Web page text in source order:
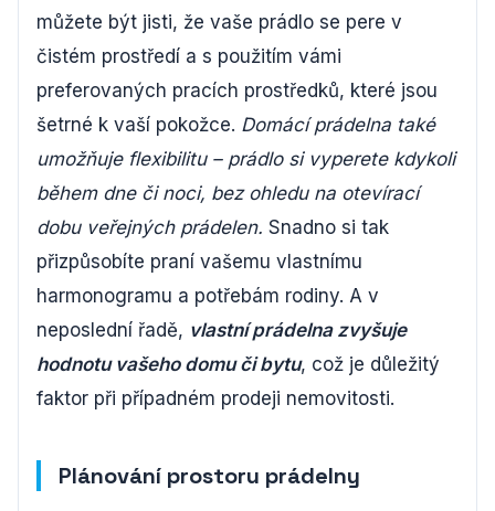
můžete být jisti, že vaše prádlo se pere v
čistém prostředí a s použitím vámi
preferovaných pracích prostředků, které jsou
šetrné k vaší pokožce. Domácí prádelna také
umožňuje flexibilitu – prádlo si vyperete kdykoli
během dne či noci, bez ohledu na otevírací
dobu veřejných prádelen. Snadno si tak
přizpůsobíte praní vašemu vlastnímu
harmonogramu a potřebám rodiny. A v
neposlední řadě, vlastní prádelna zvyšuje
hodnotu vašeho domu či bytu, což je důležitý
faktor při případném prodeji nemovitosti.
Plánování prostoru prádelny